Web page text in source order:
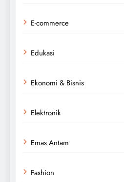
E-commerce
Edukasi
Ekonomi & Bisnis
Elektronik
Emas Antam
Fashion